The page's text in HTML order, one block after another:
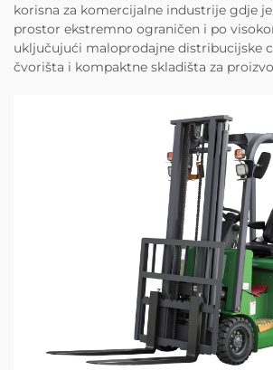
korisna za komercijalne industrije gdje
prostor ekstremno ograničen i po
uključujući maloprodajne distribucijske
čvorišta i kompaktne skladišta za